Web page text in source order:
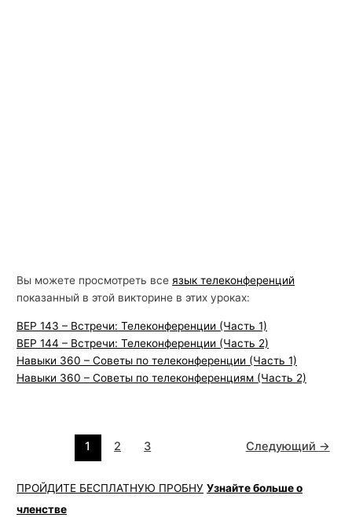
Вы можете просмотреть все язык телеконференций
показанный в этой викторине в этих уроках:
BEP 143 – Встречи: Телеконференции (Часть 1)
BEP 144 – Встречи: Телеконференции (Часть 2)
Навыки 360 – Советы по телеконференции (Часть 1)
Навыки 360 – Советы по телеконференциям (Часть 2)
1 2 3 Следующий →
ПРОЙДИТЕ БЕСПЛАТНУЮ ПРОБНУ Узнайте больше о
членстве